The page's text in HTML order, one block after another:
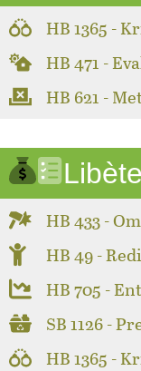
HB 1365 -
HB 471 -
HB 621 -
HB 433 -
HB 49 -
HB 705 -
SB 1126 -
HB 1365 -